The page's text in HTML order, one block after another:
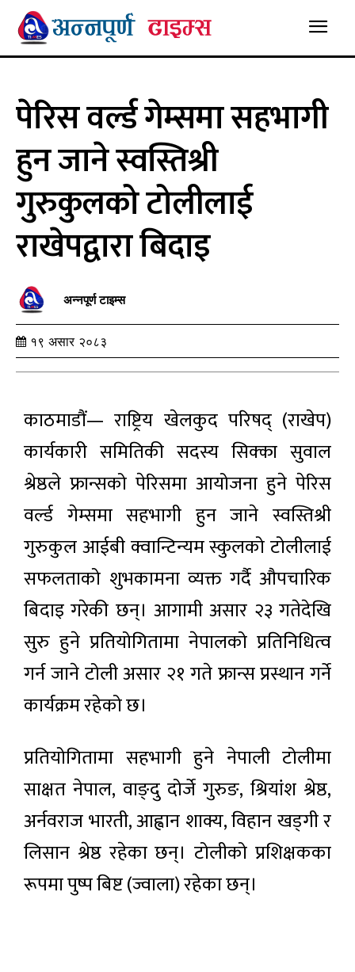
पेरिस वर्ल्ड गेम्समा सहभागी
हुन जाने स्वस्तिश्री
गुरुकुलको टोलीलाई
राखेपद्वारा बिदाइ
अन्नपूर्ण टाइम्स
१९ असार २०८३
काठमाडौं— राष्ट्रिय खेलकुद परिषद् (राखेप)
कार्यकारी समितिकी सदस्य सिक्का सुवाल
श्रेष्ठले फ्रान्सको पेरिसमा आयोजना हुने पेरिस
वर्ल्ड गेम्समा सहभागी हुन जाने स्वस्तिश्री
गुरुकुल आईबी क्वान्टिन्यम स्कुलको टोलीलाई
सफलताको शुभकामना व्यक्त गर्दै औपचारिक
बिदाइ गरेकी छन्। आगामी असार २३ गतेदेखि
सुरु हुने प्रतियोगितामा नेपालको प्रतिनिधित्व
गर्न जाने टोली असार २१ गते फ्रान्स प्रस्थान गर्ने
कार्यक्रम रहेको छ।
प्रतियोगितामा सहभागी हुने नेपाली टोलीमा
साक्षत नेपाल, वाङ्दु दोर्जे गुरुङ, श्रियांश श्रेष्ठ,
अर्नवराज भारती, आह्वान शाक्य, विहान खड्गी र
लिसान श्रेष्ठ रहेका छन्। टोलीको प्रशिक्षकका
रूपमा पुष्प बिष्ट (ज्वाला) रहेका छन्।